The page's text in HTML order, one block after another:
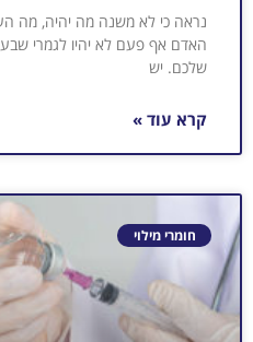
נראה כי לא משנה מה יהיה, מה
האדם אף פעם לא יהיו לגמרי
שלכם. יש
קרא עוד »
חומרי מילוי